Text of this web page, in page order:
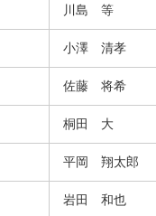
川島 等
小澤 清孝
佐藤 将希
桐田 大
平岡 翔太郎
岩田 和也